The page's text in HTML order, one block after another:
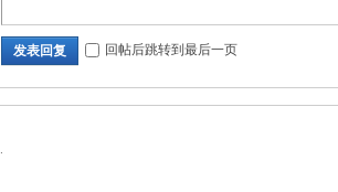
发表回复 回帖后跳转到最后一页